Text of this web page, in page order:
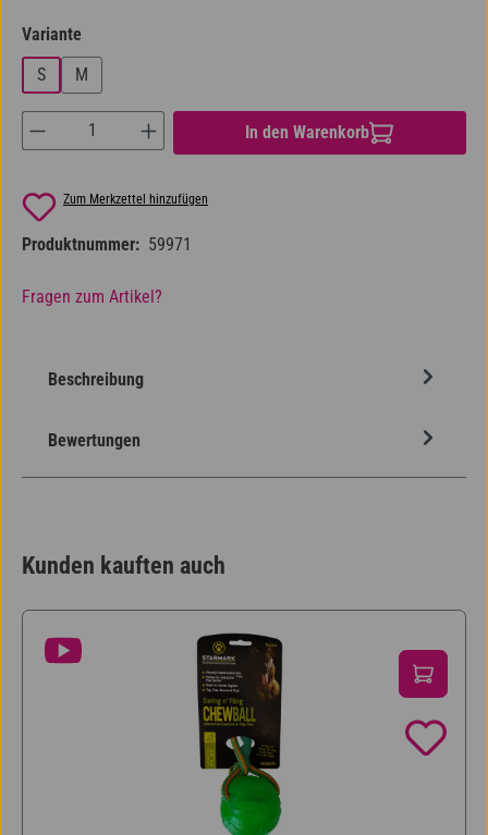
Variante
S
M
Produkt Anzahl: Gib den gewünschten Wert
In den Warenkorb
Zum Merkzettel hinzufügen
Produktnummer: 59971
Fragen zum Artikel?
Beschreibung
Bewertungen
Kunden kauften auch